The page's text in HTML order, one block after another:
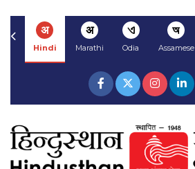
अ
Hindi
अ
Marathi
ଏ
Odia
অ
Assamese